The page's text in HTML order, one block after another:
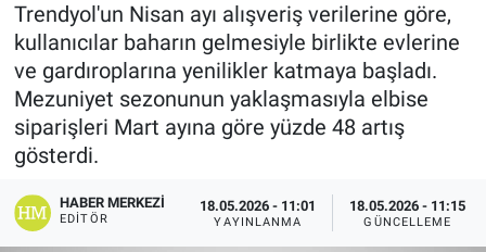
Trendyol'un Nisan ayı alışveriş verilerine göre,
kullanıcılar baharın gelmesiyle birlikte evlerine
ve gardıroplarına yenilikler katmaya başladı.
Mezuniyet sezonunun yaklaşmasıyla elbise
siparişleri Mart ayına göre yüzde 48 artış
gösterdi.
HABER MERKEZI
EDITÖR
18.05.2026 - 11:01
YAYINLANMA
18.05.2026 - 11:15
GÜNCELLEME